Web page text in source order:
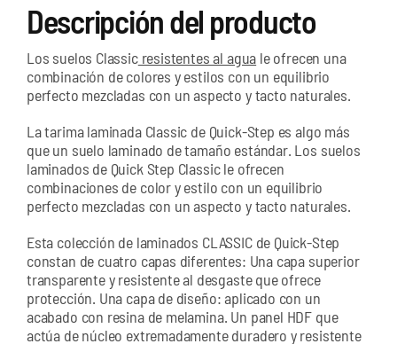
Descripción del producto
Los suelos Classicresistentes al agua le ofrecen una
combinación de colores y estilos con un equilibrio
perfecto mezcladas con un aspecto y tacto naturales.
La tarima laminada Classic de Quick-Step es algo más
que un suelo laminado de tamaño estándar. Los suelos
laminados de Quick Step Classic le ofrecen
combinaciones de color y estilo con un equilibrio
perfecto mezcladas con un aspecto y tacto naturales.
Esta colección de laminados CLASSIC de Quick-Step
constan de cuatro capas diferentes: Una capa superior
transparente y resistente al desgaste que ofrece
protección. Una capa de diseño: aplicado con un
acabado con resina de melamina. Un panel HDF que
actúa de núcleo extremadamente duradero y resistente